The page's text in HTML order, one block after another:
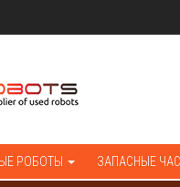
РОБОТЫ ЗАПАСНЫЕ